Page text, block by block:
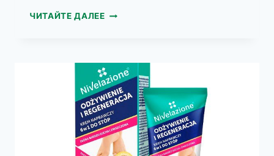
ЧИТАЙТЕ ДАЛЕЕКРЕМ
ПЯТОК
NIVELAZIONE
75МЛ